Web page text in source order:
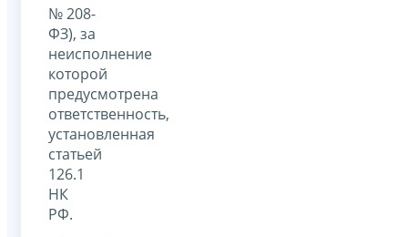
№ 208-
ФЗ), за
неисполнение
которой
предусмотрена
ответственность,
установленная
статьей
126.1
НК
РФ.